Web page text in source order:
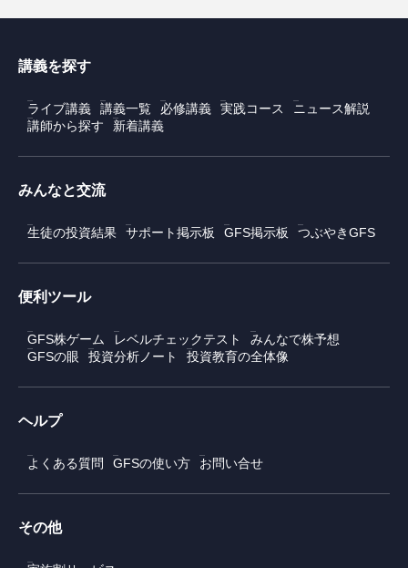
講義を探す
ライブ講義 講義一覧 必修講義 実践コース
ニュース解説
講師から探す
新着講義
みんなと交流
生徒の投資結果 サポート掲示板 GFS掲示板 つぶやきGFS
便利ツール
GFS株ゲーム レベルチェックテスト
みんなで株予想
GFSの眼
投資分析ノート 投資教育の全体像
ヘルプ
よくある質問 GFSの使い方 お問い合せ
その他